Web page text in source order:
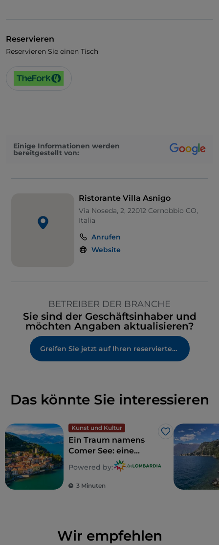
Reservieren
Reservieren Sie einen Tisch
Einige Informationen werden
bereitgestellt von:
Ristorante Villa Asnigo
Via Noseda, 2, 22012 Cernobbio CO,
Italia
Anrufen
Website
BETREIBER DER BRANCHE
Sie sind der Geschäftsinhaber und
möchten Angaben aktualisieren?
Greifen Sie jetzt auf Ihren reservierten Bereich zu
Das könnte Sie interessieren
Kunst und Kultur
Like
Ein Traum namens
Comer See: eine
Entdeckungsreise zu
5 unvergleichlichen
Villen
Powered by:
3 Minuten
Wir empfehlen